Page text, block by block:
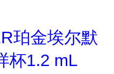
珀金埃尔默
杯1.2 mL